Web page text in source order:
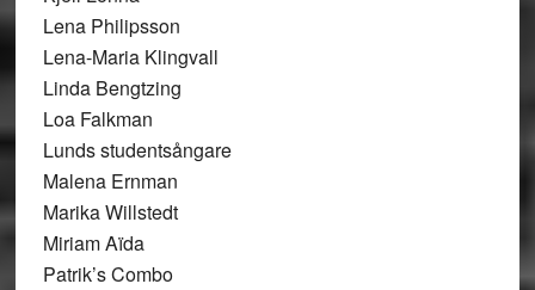
Lena Philipsson
Lena-Maria Klingvall
Linda Bengtzing
Loa Falkman
Lunds studentsångare
Malena Ernman
Marika Willstedt
Miriam Aïda
Patrik’s Combo